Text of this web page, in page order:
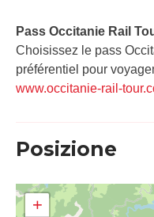
Pass Occitanie Rail
Choisissez le pass
préférentiel pour
www.occitanie-rail-
Posizione
+